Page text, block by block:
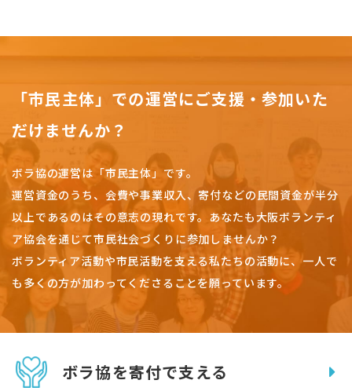
「市民主体」での運営にご支援・参加いた
だけませんか？
ボラ協の運営は「市民主体」です。
運営資金のうち、会費や事業収入、寄付などの民間資金が半分
以上であるのはその意志の現れです。 あなたも大阪ボランティ
ア協会を通じて市民社会づくりに参加しませんか？
ボランティア活動や市民活動を支える私たちの活動に、一人で
も多くの方が加わってくださることを願っています。
ボラ協を寄付で支える